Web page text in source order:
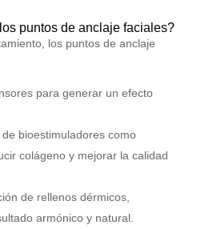
puntos de anclaje faciales?
los puntos de anclaje
para generar un efecto
bioestimuladores como
colágeno y mejorar la calidad
de rellenos dérmicos,
armónico y natural.